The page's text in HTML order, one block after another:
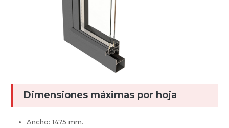
Dimensiones máximas por hoja
Ancho: 1475 mm.